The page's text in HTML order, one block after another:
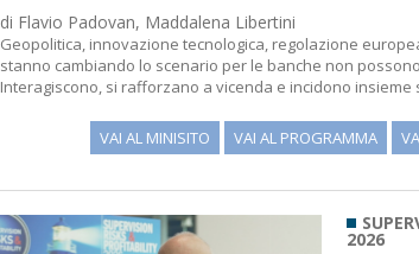
di Flavio Padovan, Maddalena Libertini
Geopolitica, innovazione tecnologica, regolazione
stanno cambiando lo scenario per le banche non
Interagiscono, si rafforzano a vicenda e incidono insieme
VAI AL MINISITO VAI AL PROGRAMMA
2026